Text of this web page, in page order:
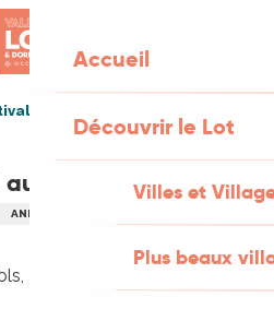
Accueil
Découvrir le Lot
Villes et
Plus beaux
au Clos Triguedina
Clos Triguedina
ANIMATION LOCALE
46700 Vire-sur-Lot